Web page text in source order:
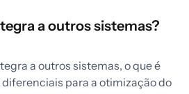
a outros sistemas?
a outros sistemas, o que é
para a otimização do